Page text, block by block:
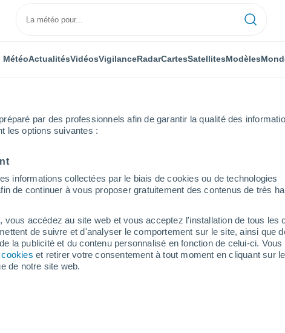
par des professionnels afin de garantir la qualité des
les options suivantes :
informations collectées par le biais de cookies ou de technologies
de continuer à vous proposer gratuitement des contenus de très
vous accédez au site web et vous acceptez l'installation de tous les
de suivre et d'analyser le comportement sur le site, ainsi que
la publicité et du contenu personnalisé en fonction de celui-ci. Vous
cookies et retirer votre consentement à tout moment en cliquant sur
de notre site web.
MétéoActualitésVidéosVigilanceRadarCartesSatellitesModèles
les localités de
plus visitées de Doukkala-Abda